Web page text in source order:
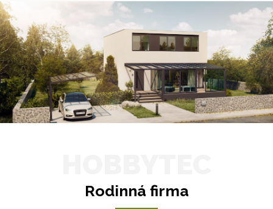
Rodinná firma